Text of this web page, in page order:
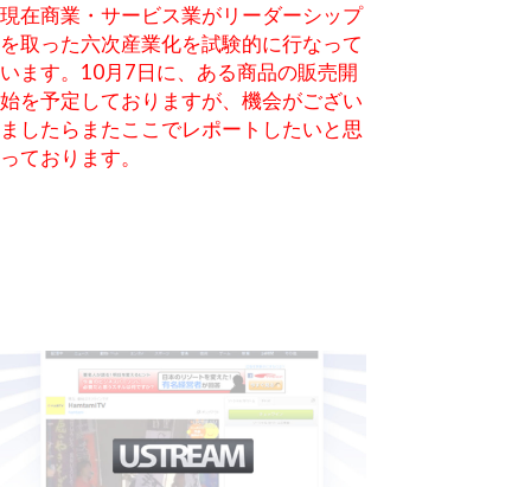
現在商業・サービス業がリーダーシップ
を取った六次産業化を試験的に行なって
います。10月7日に、ある商品の販売開
始を予定しておりますが、機会がござい
ましたらまたここでレポートしたいと思
っております。